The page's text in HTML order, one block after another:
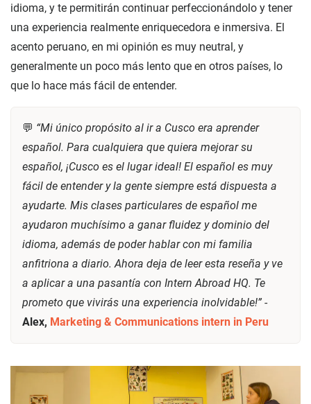
idioma, y te permitirán continuar perfeccionándolo y tener
una experiencia realmente enriquecedora e inmersiva. El
acento peruano, en mi opinión es muy neutral, y
generalmente un poco más lento que en otros países, lo
que lo hace más fácil de entender.
💬 “Mi único propósito al ir a Cusco era aprender
español. Para cualquiera que quiera mejorar su
español, ¡Cusco es el lugar ideal! El español es muy
fácil de entender y la gente siempre está dispuesta a
ayudarte. Mis clases particulares de español me
ayudaron muchísimo a ganar fluidez y dominio del
idioma, además de poder hablar con mi familia
anfitriona a diario. Ahora deja de leer esta reseña y ve
a aplicar a una pasantía con Intern Abroad HQ. Te
prometo que vivirás una experiencia inolvidable!” -
Alex, Marketing & Communications intern in Peru